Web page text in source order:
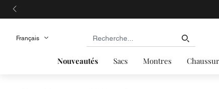
Nouveautés Sacs Montres